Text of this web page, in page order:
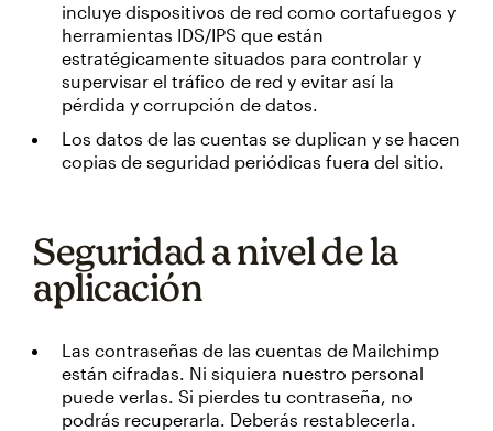
incluye dispositivos de red como cortafuegos y
herramientas IDS/IPS que están
estratégicamente situados para controlar y
supervisar el tráfico de red y evitar así la
pérdida y corrupción de datos.
Los datos de las cuentas se duplican y se hacen
copias de seguridad periódicas fuera del sitio.
Seguridad a nivel de la
aplicación
Las contraseñas de las cuentas de Mailchimp
están cifradas. Ni siquiera nuestro personal
puede verlas. Si pierdes tu contraseña, no
podrás recuperarla. Deberás restablecerla.